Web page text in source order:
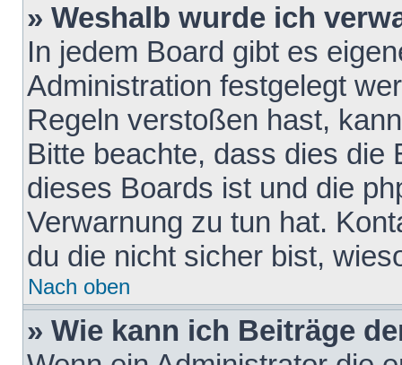
» Weshalb wurde ich
In jedem Board gibt es
Administration festgelegt
Regeln verstoßen hast,
Bitte beachte, dass dies die
dieses Boards ist und die
Verwarnung zu tun hat.
du die nicht sicher bist,
Nach oben
» Wie kann ich Beiträge